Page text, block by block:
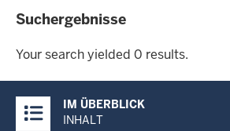
Suchergebnisse
Your
yielded
0
results.
Your search yielded 0 results.
Inhalte
IM ÜBERBLICK
INHALT